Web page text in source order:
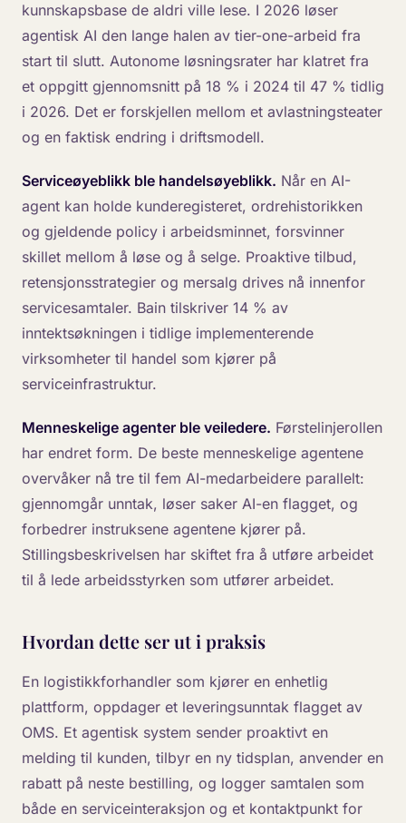
kunnskapsbase de aldri ville lese. I 2026 løser
agentisk AI den lange halen av tier-one-arbeid fra
start til slutt. Autonome løsningsrater har klatret fra
et oppgitt gjennomsnitt på 18 % i 2024 til 47 % tidlig
i 2026. Det er forskjellen mellom et avlastningsteater
og en faktisk endring i driftsmodell.
Serviceøyeblikk ble handelsøyeblikk. Når en AI-
agent kan holde kunderegisteret, ordrehistorikken
og gjeldende policy i arbeidsminnet, forsvinner
skillet mellom å løse og å selge. Proaktive tilbud,
retensjonsstrategier og mersalg drives nå innenfor
servicesamtaler. Bain tilskriver 14 % av
inntektsøkningen i tidlige implementerende
virksomheter til handel som kjører på
serviceinfrastruktur.
Menneskelige agenter ble veiledere. Førstelinjerollen
har endret form. De beste menneskelige agentene
overvåker nå tre til fem AI-medarbeidere parallelt:
gjennomgår unntak, løser saker AI-en flagget, og
forbedrer instruksene agentene kjører på.
Stillingsbeskrivelsen har skiftet fra å utføre arbeidet
til å lede arbeidsstyrken som utfører arbeidet.
Hvordan dette ser ut i praksis
En logistikkforhandler som kjører en enhetlig
plattform, oppdager et leveringsunntak flagget av
OMS. Et agentisk system sender proaktivt en
melding til kunden, tilbyr en ny tidsplan, anvender en
rabatt på neste bestilling, og logger samtalen som
både en serviceinteraksjon og et kontaktpunkt for